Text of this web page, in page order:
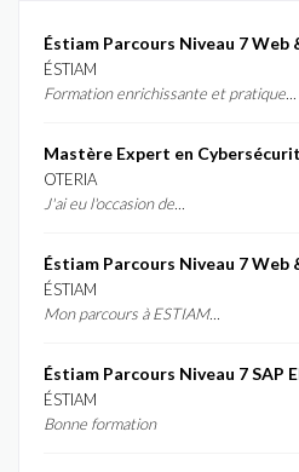
Éstiam Parcours Niveau 7 Web
ÉSTIAM
Formation enrichissante et pratique...
Mastère Expert en
OTERIA
J'ai eu l'occasion de...
Éstiam Parcours Niveau 7 Web
ÉSTIAM
Mon parcours à ESTIAM...
Éstiam Parcours Niveau 7 SAP
ÉSTIAM
Bonne formation